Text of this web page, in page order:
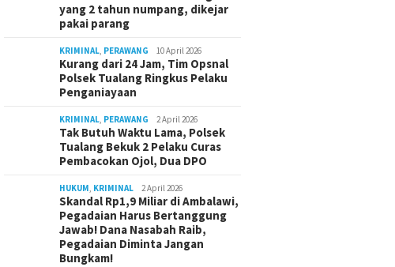
yang 2 tahun numpang, dikejar
pakai parang
KRIMINAL, PERAWANG 10 April 2026
Kurang dari 24 Jam, Tim Opsnal
Polsek Tualang Ringkus Pelaku
Penganiayaan
KRIMINAL, PERAWANG 2 April 2026
Tak Butuh Waktu Lama, Polsek
Tualang Bekuk 2 Pelaku Curas
Pembacokan Ojol, Dua DPO
HUKUM, KRIMINAL 2 April 2026
Skandal Rp1,9 Miliar di Ambalawi,
Pegadaian Harus Bertanggung
Jawab! Dana Nasabah Raib,
Pegadaian Diminta Jangan
Bungkam!